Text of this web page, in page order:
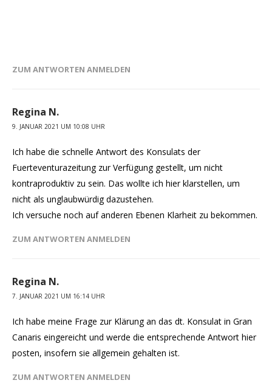
ZUM ANTWORTEN ANMELDEN
Regina N.
9. JANUAR 2021 UM 10:08 UHR
Ich habe die schnelle Antwort des Konsulats der
Fuerteventurazeitung zur Verfügung gestellt, um nicht
kontraproduktiv zu sein. Das wollte ich hier klarstellen, um
nicht als unglaubwürdig dazustehen.
Ich versuche noch auf anderen Ebenen Klarheit zu bekommen.
ZUM ANTWORTEN ANMELDEN
Regina N.
7. JANUAR 2021 UM 16:14 UHR
Ich habe meine Frage zur Klärung an das dt. Konsulat in Gran
Canaris eingereicht und werde die entsprechende Antwort hier
posten, insofern sie allgemein gehalten ist.
ZUM ANTWORTEN ANMELDEN